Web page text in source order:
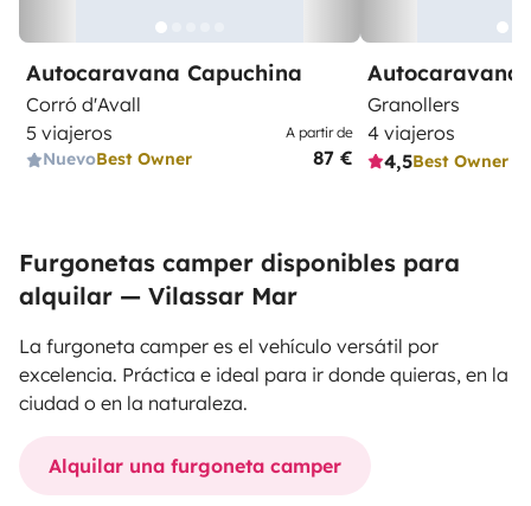
Autocaravana Capuchina
Corró d'Avall
5 viajeros
NuevoBest Owner
A partir de
87 €
Autocaravana
Granollers
4 viajeros
4,5Best Owner
Furgonetas camper disponibles para
alquilar — Vilassar Mar
La furgoneta camper es el vehículo versátil por
excelencia. Práctica e ideal para ir donde quieras, en la
ciudad o en la naturaleza.
Alquilar una furgoneta camper